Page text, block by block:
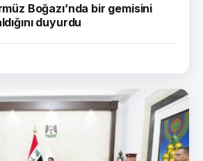
Boğazı’nda bir gemisini
duyurdu